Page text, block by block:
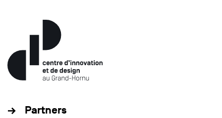
Partners